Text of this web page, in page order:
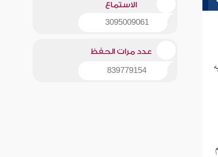
الاستماع
3095009061
عدد مرات الحفظ
839779154